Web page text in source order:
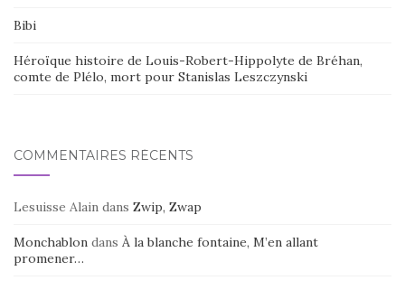
Bibi
Héroïque histoire de Louis-Robert-Hippolyte de Bréhan,
comte de Plélo, mort pour Stanislas Leszczynski
COMMENTAIRES RÉCENTS
Lesuisse Alain dans Zwip, Zwap
Monchablon dans À la blanche fontaine, M’en allant
promener…